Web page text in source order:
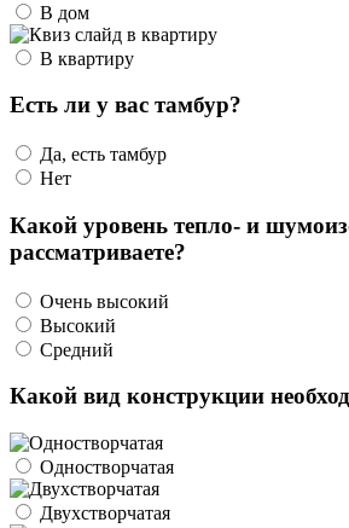
В дом
В квартиру
Есть ли у вас тамбур?
Да, есть тамбур
Нет
Какой уровень тепло- и
рассматриваете?
Очень высокий
Высокий
Средний
Какой вид конструкции
Одностворчатая
Двухстворчатая